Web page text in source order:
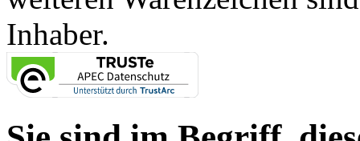
Inhaber.